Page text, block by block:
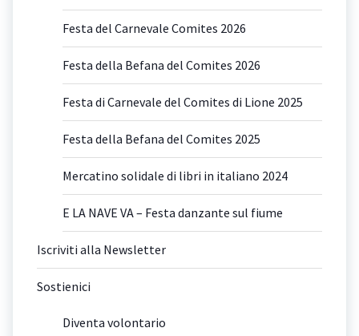
Festa del Carnevale Comites 2026
Festa della Befana del Comites 2026
Festa di Carnevale del Comites di Lione 2025
Festa della Befana del Comites 2025
Mercatino solidale di libri in italiano 2024
E LA NAVE VA – Festa danzante sul fiume
Iscriviti alla Newsletter
Sostienici
Diventa volontario